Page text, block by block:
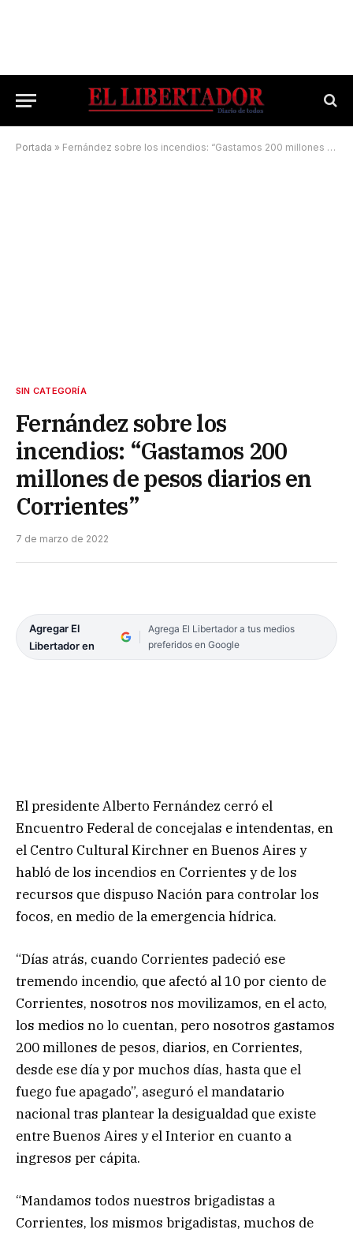
Portada » Fernández sobre los incendios: “Gastamos 200 millones de pesos diarios en Corrientes”
SIN CATEGORÍA
Fernández sobre los
incendios: “Gastamos 200
millones de pesos diarios en
Corrientes”
7 de marzo de 2022
Agregar El
Libertador en
Agrega El Libertador a tus medios
preferidos en Google
El presidente Alberto Fernández cerró el
Encuentro Federal de concejalas e intendentas, en
el Centro Cultural Kirchner en Buenos Aires y
habló de los incendios en Corrientes y de los
recursos que dispuso Nación para controlar los
focos, en medio de la emergencia hídrica.
“Días atrás, cuando Corrientes padeció ese
tremendo incendio, que afectó al 10 por ciento de
Corrientes, nosotros nos movilizamos, en el acto,
los medios no lo cuentan, pero nosotros gastamos
200 millones de pesos, diarios, en Corrientes,
desde ese día y por muchos días, hasta que el
fuego fue apagado”, aseguró el mandatario
nacional tras plantear la desigualdad que existe
entre Buenos Aires y el Interior en cuanto a
ingresos per cápita.
“Mandamos todos nuestros brigadistas a
Corrientes, los mismos brigadistas, muchos de